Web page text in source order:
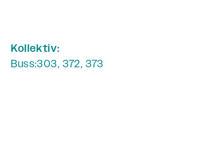
Kollektiv:
Buss:303, 372, 373